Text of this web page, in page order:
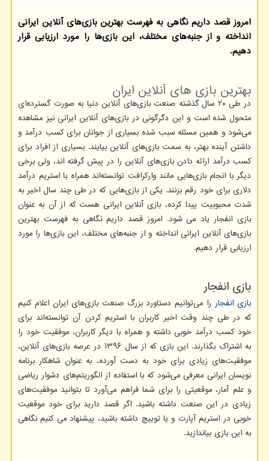
امروز قصد داریم نگاهی به فهرست بهترین بازی‌های آنلاین ایرانی
انداخته و از جنبه‌های مختلف، این بازی‌ها را مورد ارزیابی قرار
دهیم.
بهترین بازی های آنلاین ایران
در طی ۲۰ سال گذشته صنعت بازی‌های آنلاین دنیا به صورت گسترده‌ای
متحول شده است و این دگرگونی در بازی‌های آنلاین ایرانی نیز مشاهده
می‌شود و همین مسئله سبب شده بسیاری از جوانان برای کسب درآمد و
داشتن آینده بهتر، به سمت بازی‌های آنلاین بیایند. بسیاری از افراد برای
کسب درآمد ارائه دادن بازی‌های آنلاین را در پیش گرفته اند، ولی برخی
دیگر با انجام بازی‌هایی مانند وارکرافت توانسته‌اند همراه با استریم درآمد
دلاری برای خود رقم بزنند. یکی از بازی‌هایی که در طی چند سال اخیر به
شدت محبوبیت پیدا کرده، بازی آنلاین ایرانی هست که از آن به عنوان
بازی انفجار یاد می شود. امروز قصد داریم نگاهی به فهرست بهترین
بازی‌های آنلاین ایرانی انداخته و از جنبه‌های مختلف، این بازی‌ها را مورد
ارزیابی قرار دهیم.
بازی انفجار
بازی انفجاررا می‌توانیم دستاورد بزرگ صنعت بازی‌های ایران اعلام کنیم
که در طی چند وقت اخیر کاربران با استریم کردن آن توانسته‌اند برای
خود کسب درآمد خوبی داشته و همراه با دیگر کاربران، موفقیت خود را
به اشتراک بگذارند. این بازی که از سال ۱۳۹۶ در عرصه بازی‌های آنلاین،
موفقیت‌های زیادی برای خود به دست آورده، به عنوان شاهکار برنامه
نویسان ایرانی معرفی می‌شود که با استفاده از الگوریتم‌های دشوار ریاضی
و علم آمار، موقعیتی را برای شما فراهم می‌آورد تا بتوانید موفقیت‌های
زیادی در این صنعت داشته باشید. اگر قصد دارید برای خود موقعیت
خوبی در استریم آپارت و یا توییچ داشته باشید، پیشنهاد می کنیم نگاهی
به این بازی بیاندازید.